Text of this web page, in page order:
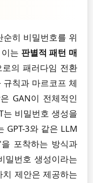
히 비밀번호를 위
는 판별적 패턴 매
로의 패러다임 전환
칙과 마르코프 체
GAN이 전체적인
는 비밀번호 생성을
GPT-3와 같은 LLM
포착하는 방식과
밀번호 생성이라는
제안은 제공하는